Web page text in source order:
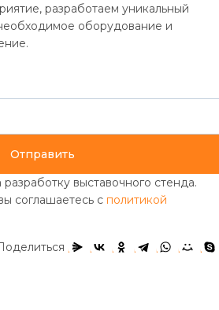
разработаем уникальный
оборудование и
Отправить
разработку выставочного стенда.
соглашаетесь с политикой